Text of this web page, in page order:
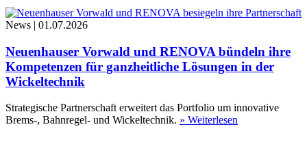
News | 01.07.2026
Neuenhauser Vorwald und RENOVA bündeln ihre
Kompetenzen für ganzheitliche Lösungen in der
Wickeltechnik
Strategische Partnerschaft erweitert das Portfolio um innovative
Brems-, Bahnregel- und Wickeltechnik. » Weiterlesen